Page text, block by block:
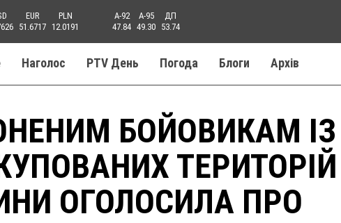
EUR
51.6717
PLN
12.0191
A-92
47.84
A-95
49.30
ДП
53.74
Наголос PTV День Погода Блоги Aрхів
БОЙОВИКАМ ІЗ
ТЕРИТОРІЙ
ОГОЛОСИЛА ПРО